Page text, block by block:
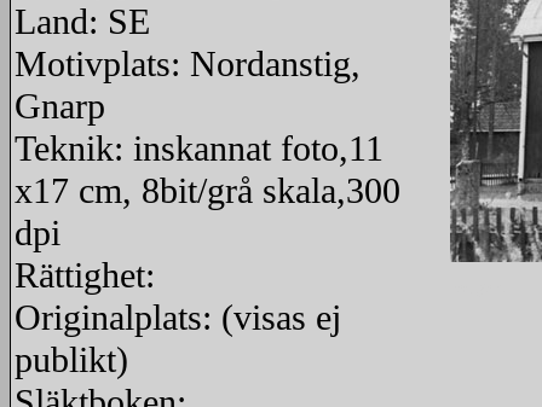
Land: SE
Motivplats: Nordanstig,
Gnarp
Teknik: inskannat foto,11
x17 cm, 8bit/grå skala,300
dpi
Rättighet:
Originalplats: (visas ej
publikt)